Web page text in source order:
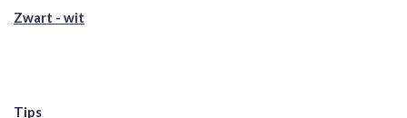
Zwart - wit
Tips